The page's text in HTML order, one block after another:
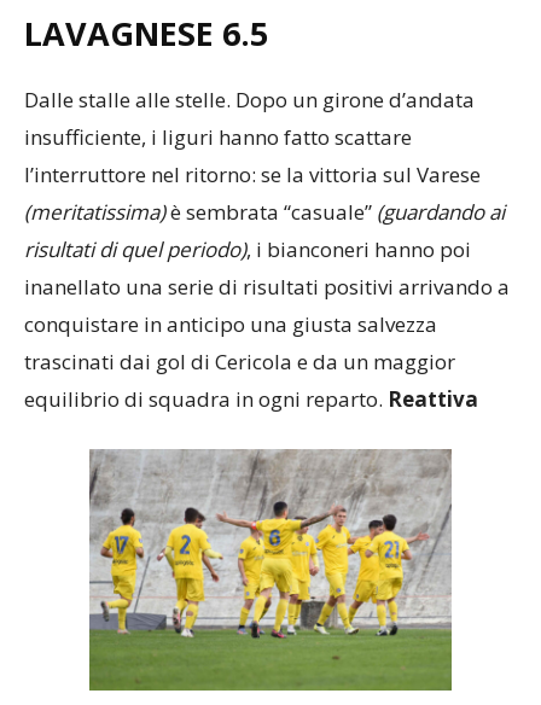
LAVAGNESE 6.5
Dalle stalle alle stelle. Dopo un girone d’andata
insufficiente, i liguri hanno fatto scattare
l’interruttore nel ritorno: se la vittoria sul Varese
(meritatissima)è sembrata “casuale” (guardando ai
risultati di quel periodo), i bianconeri hanno poi
inanellato una serie di risultati positivi arrivando a
conquistare in anticipo una giusta salvezza
trascinati dai gol di Cericola e da un maggior
equilibrio di squadra in ogni reparto. Reattiva